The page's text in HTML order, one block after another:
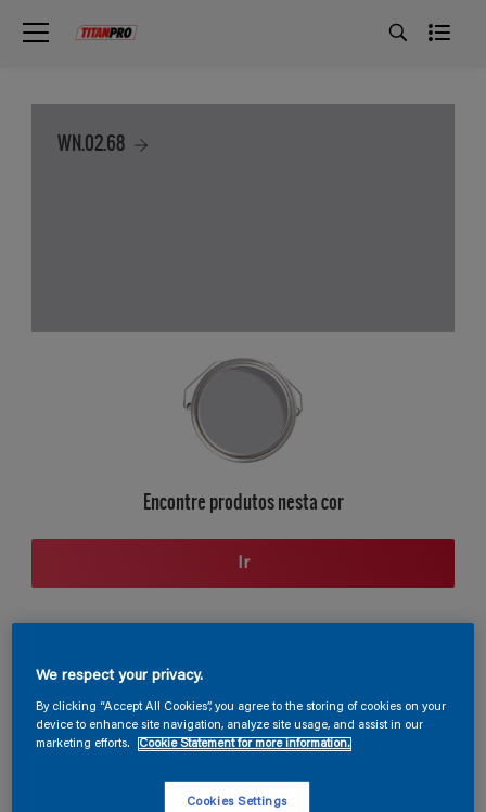
WN.02.68
Encontre produtos nesta cor
Ir
Seção de cores
We respect your privacy.
By clicking “Accept All Cookies”, you agree to the storing of cookies on your
device to enhance site navigation, analyze site usage, and assist in our
marketing efforts.
Cookie Statement for more information.
Cookies Settings